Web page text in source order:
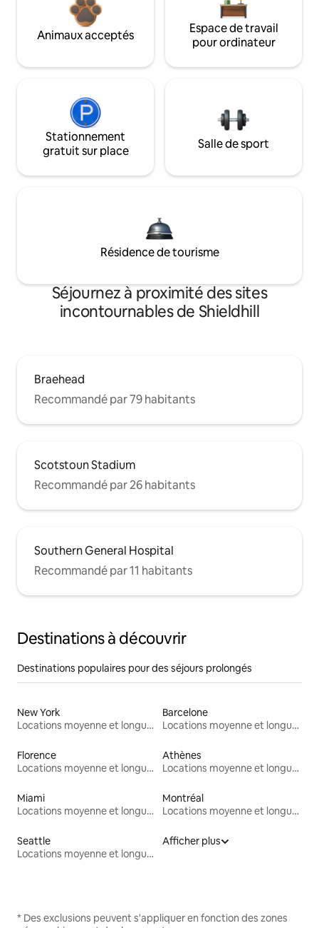
Animaux acceptés
Espace de travail
pour ordinateur
Stationnement
gratuit sur place
Salle de sport
Résidence de tourisme
Séjournez à proximité des sites
incontournables de Shieldhill
Braehead
Recommandé par 79 habitants
Scotstoun Stadium
Recommandé par 26 habitants
Southern General Hospital
Recommandé par 11 habitants
Destinations à découvrir
Destinations populaires pour des séjours prolongés
New York
Locations moyenne et longue durée
Barcelone
Locations moyenne et longue durée
Florence
Locations moyenne et longue durée
Athènes
Locations moyenne et longue durée
Miami
Locations moyenne et longue durée
Montréal
Locations moyenne et longue durée
Seattle
Locations moyenne et longue durée
Afficher plus
* Des exclusions peuvent s'appliquer en fonction des zones